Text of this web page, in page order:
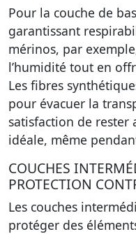
Pour la couche de
garantissant
mérinos, par
l’humidité tout en
Les fibres
pour évacuer la
satisfaction de rester
idéale, même
COUCHES
PROTECTION
Les couches
protéger des